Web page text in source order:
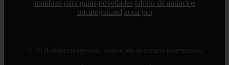
nombres para gatos novedades tablon de anuncios
uncategorized zona pro
© 2026 especiespro.es. Todos los derechos reservados.